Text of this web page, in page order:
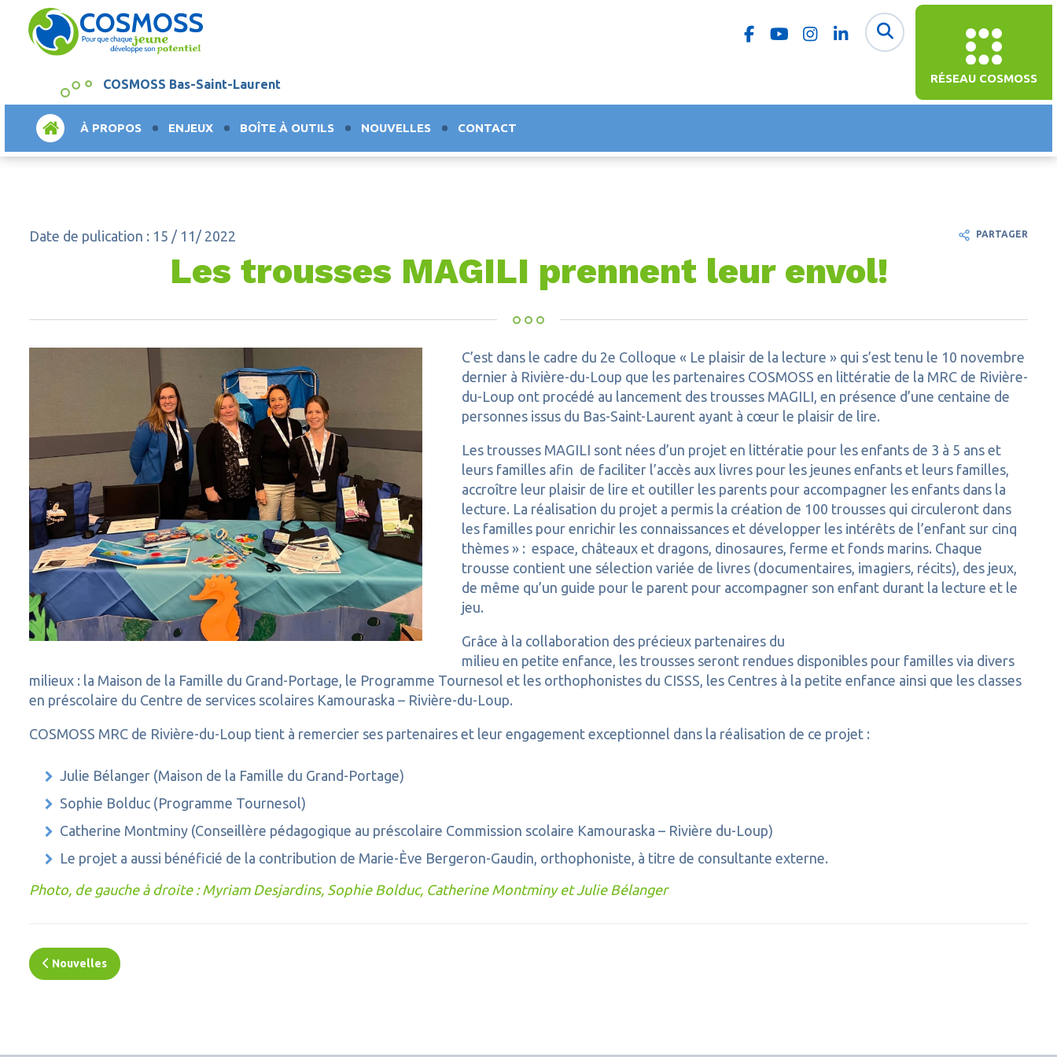
RÉSEAU COSMOSS
COSMOSS Bas-Saint-Laurent
ACCUEILÀ PROPOS ENJEUX BOÎTE À OUTILS NOUVELLES CONTACT
Date de pulication : 15 / 11/ 2022
Les trousses MAGILI prennent leur envol!
C’est dans le cadre du 2e Colloque « Le plaisir de la lecture » qui s’est tenu le 10 novembre
dernier à Rivière-du-Loup que les partenaires COSMOSS en littératie de la MRC de Rivière-
du-Loup ont procédé au lancement des trousses MAGILI, en présence d’une centaine de
personnes issus du Bas-Saint-Laurent ayant à cœur le plaisir de lire.
Les trousses MAGILI sont nées d’un projet en littératie pour les enfants de 3 à 5 ans et
leurs familles afin de faciliter l’accès aux livres pour les jeunes enfants et leurs familles,
accroître leur plaisir de lire et outiller les parents pour accompagner les enfants dans la
lecture. La réalisation du projet a permis la création de 100 trousses qui circuleront dans
les familles pour enrichir les connaissances et développer les intérêts de l’enfant sur cinq
thèmes » : espace, châteaux et dragons, dinosaures, ferme et fonds marins. Chaque
trousse contient une sélection variée de livres (documentaires, imagiers, récits), des jeux,
de même qu’un guide pour le parent pour accompagner son enfant durant la lecture et le
jeu.
Grâce à la collaboration des précieux partenaires du
milieu en petite enfance, les trousses seront rendues disponibles pour familles via divers
milieux : la Maison de la Famille du Grand-Portage, le Programme Tournesol et les orthophonistes du CISSS, les Centres à la petite enfance ainsi que les classes
en préscolaire du Centre de services scolaires Kamouraska – Rivière-du-Loup.
COSMOSS MRC de Rivière-du-Loup tient à remercier ses partenaires et leur engagement exceptionnel dans la réalisation de ce projet :
Julie Bélanger (Maison de la Famille du Grand-Portage)
Sophie Bolduc (Programme Tournesol)
Catherine Montminy (Conseillère pédagogique au préscolaire Commission scolaire Kamouraska – Rivière du-Loup)
Le projet a aussi bénéficié de la contribution de Marie-Ève Bergeron-Gaudin, orthophoniste, à titre de consultante externe.
Photo, de gauche à droite : Myriam Desjardins, Sophie Bolduc, Catherine Montminy et Julie Bélanger
Nouvelles
PARTAGER